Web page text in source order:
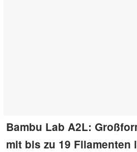
Bambu Lab A2L:
mit bis zu 19 Filamenten